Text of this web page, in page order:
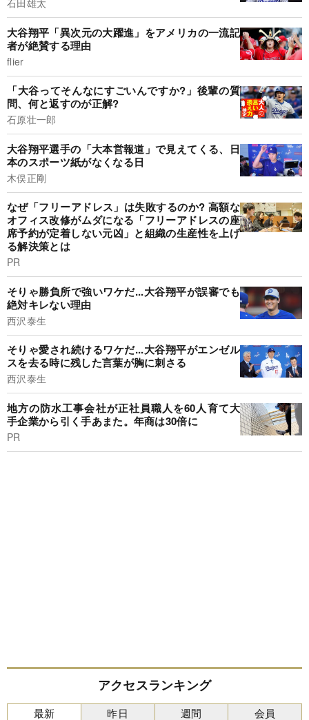
石田雄太
大谷翔平「異次元の大躍進」をアメリカの一流記
者が絶賛する理由
flier
「大谷ってそんなにすごいんですか?」後輩の質
問、何と返すのが正解?
石原壮一郎
大谷翔平選手の「大本営報道」で見えてくる、日
本のスポーツ紙がなくなる日
木俣正剛
なぜ「フリーアドレス」は失敗するのか? 高額な
オフィス改修がムダになる「フリーアドレスの座
席予約が定着しない元凶」と組織の生産性を上げ
る解決策とは
PR
そりゃ勝負所で強いワケだ...大谷翔平が誤審でも
絶対キレない理由
西沢泰生
そりゃ愛され続けるワケだ...大谷翔平がエンゼル
スを去る時に残した言葉が胸に刺さる
西沢泰生
地方の防水工事会社が正社員職人を60人育て大
手企業から引く手あまた。年商は30倍に
PR
アクセスランキング
最新 昨日 週間 会員